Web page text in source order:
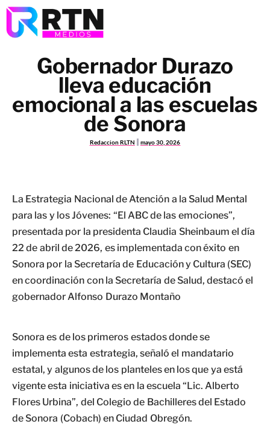
Gobernador Durazo
lleva educación
emocional a las escuelas
de Sonora
Redaccion RLTN mayo 30, 2026
La Estrategia Nacional de Atención a la Salud Mental
para las y los Jóvenes: “El ABC de las emociones”,
presentada por la presidenta Claudia Sheinbaum el día
22 de abril de 2026, es implementada con éxito en
Sonora por la Secretaría de Educación y Cultura (SEC)
en coordinación con la Secretaría de Salud, destacó el
gobernador Alfonso Durazo Montaño
Sonora es de los primeros estados donde se
implementa esta estrategia, señaló el mandatario
estatal, y algunos de los planteles en los que ya está
vigente esta iniciativa es en la escuela “Lic. Alberto
Flores Urbina”, del Colegio de Bachilleres del Estado
de Sonora (Cobach) en Ciudad Obregón.